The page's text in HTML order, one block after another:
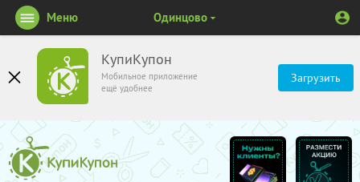
КупиКупон
Мобильное приложение
ещё удобнее
Загрузить
Меню Одинцово